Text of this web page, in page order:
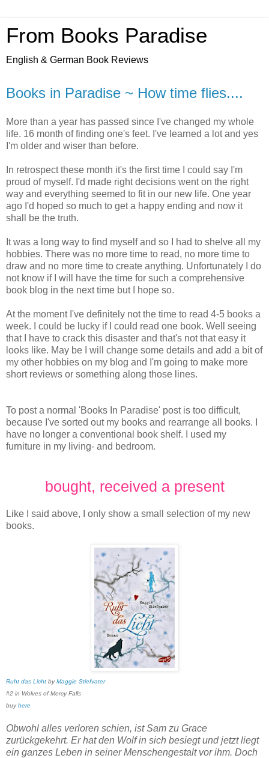
From Books Paradise
English & German Book Reviews
Books in Paradise ~ How time flies....
More than a year has passed since I've changed my whole
life. 16 month of finding one's feet. I've learned a lot and yes
I'm older and wiser than before.
In retrospect these month it's the first time I could say I'm
proud of myself. I'd made right decisions went on the right
way and everything seemed to fit in our new life. One year
ago I'd hoped so much to get a happy ending and now it
shall be the truth.
It was a long way to find myself and so I had to shelve all my
hobbies. There was no more time to read, no more time to
draw and no more time to create anything. Unfortunately I do
not know if I will have the time for such a comprehensive
book blog in the next time but I hope so.
At the moment I've definitely not the time to read 4-5 books a
week. I could be lucky if I could read one book. Well seeing
that I have to crack this disaster and that's not that easy it
looks like. May be I will change some details and add a bit of
my other hobbies on my blog and I'm going to make more
short reviews or something along those lines.
To post a normal 'Books In Paradise' post is too difficult,
because I've sorted out my books and rearrange all books. I
have no longer a conventional book shelf. I used my
furniture in my living- and bedroom.
bought, received a present
Like I said above, I only show a small selection of my new
books.
Ruht das Licht byMaggie Stiefvater
#2 in Wolves of Mercy Falls
buyhere
Obwohl alles verloren schien, ist Sam zu Grace
zurückgekehrt. Er hat den Wolf in sich besiegt und jetzt liegt
ein ganzes Leben in seiner Menschengestalt vor ihm. Doch